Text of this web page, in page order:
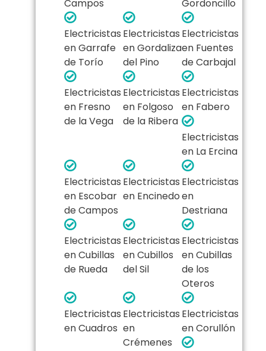
Campos Gordoncillo
Electricistas
en Garrafe
de Torío
Electricistas
en Gordaliza
del Pino
Electricistas
en Fuentes
de Carbajal
Electricistas
en Fresno
de la Vega
Electricistas
en Folgoso
de la Ribera
Electricistas
en Fabero
Electricistas
en La Ercina
Electricistas
en Escobar
de Campos
Electricistas
en Encinedo
Electricistas
en
Destriana
Electricistas
en Cubillas
de Rueda
Electricistas
en Cubillos
del Sil
Electricistas
en Cubillas
de los
Oteros
Electricistas
en Cuadros
Electricistas
en
Crémenes
Electricistas
en Corullón